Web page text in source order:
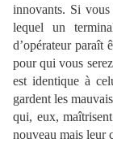
innovants. Si
lequel un
d’opérateur paraît
pour qui vous
est identique à
gardent les
qui, eux,
nouveau mais leur